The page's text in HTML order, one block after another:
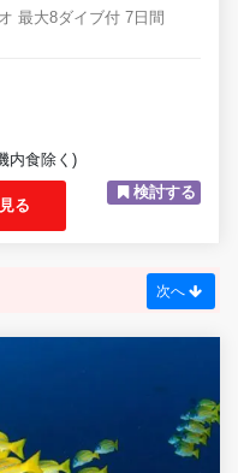
最大8ダイブ付 7日間
内食除く)
る
検討する
次へ